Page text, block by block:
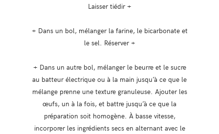
Laisser tiédir +
+ Dans un bol, mélanger la farine, le bicarbonate et
le sel. Réserver +
+ Dans un autre bol, mélanger le beurre et le sucre
au batteur électrique ou à la main jusqu’à ce que le
mélange prenne une texture granuleuse. Ajouter les
œufs, un à la fois, et battre jusqu’à ce que la
préparation soit homogène. À basse vitesse,
incorporer les ingrédients secs en alternant avec le